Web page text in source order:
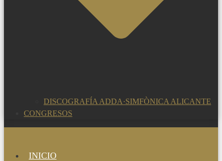
DISCOGRAFÍA ADDA·SIMFÒNICA ALICANTE
CONGRESOS
INICIO